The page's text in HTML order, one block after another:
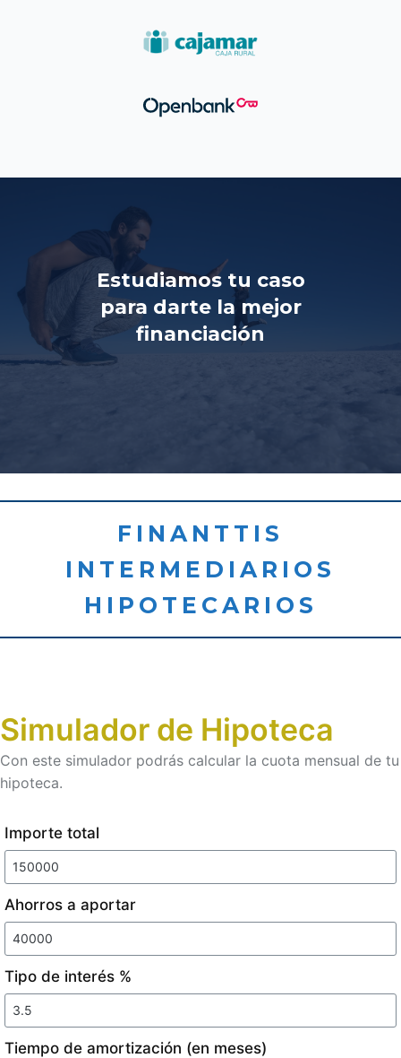
Estudiamos tu caso
para darte la mejor
financiación
FINANTTIS
INTERMEDIARIOS
HIPOTECARIOS
Simulador de Hipoteca
Con este simulador podrás calcular la cuota mensual de tu
hipoteca.
Importe total
Ahorros a aportar
Tipo de interés %
Tiempo de amortización (en meses)